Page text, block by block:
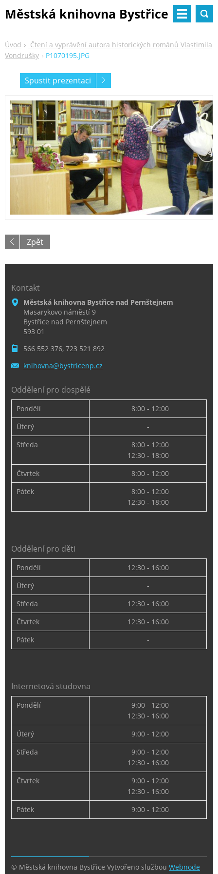
Městská knihovna Bystřice
Úvod
Čtení a vyprávění autora historických románů Vlastimila
Vondrušky
P1070195.JPG
Spustit prezentaci
Zpět
Kontakt
Městská knihovna Bystřice nad Pernštejnem
Masarykovo náměstí 9
Bystřice nad Pernštejnem
593 01
566 552 376, 723 521 892
knihovna@bystricenp.cz
Oddělení pro dospělé
Pondělí
8:00 - 12:00
Úterý
-
Středa
8:00 - 12:00
12:30 - 18:00
Čtvrtek
8:00 - 12:00
Pátek
8:00 - 12:00
12:30 - 18:00
Oddělení pro děti
Pondělí
12:30 - 16:00
Úterý
-
Středa
12:30 - 16:00
Čtvrtek
12:30 - 16:00
Pátek
-
Internetová studovna
Pondělí
9:00 - 12:00
12:30 - 16:00
Úterý
9:00 - 12:00
Středa
9:00 - 12:00
12:30 - 16:00
Čtvrtek
9:00 - 12:00
12:30 - 16:00
Pátek
9:00 - 12:00
© Městská knihovna Bystřice Vytvořeno službou Webnode